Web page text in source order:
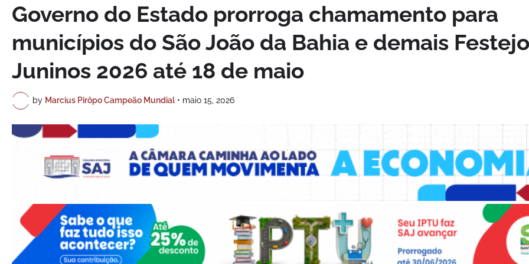
Governo do Estado prorroga chamamento para
municípios do São João da Bahia e demais
Juninos 2026 até 18 de maio
by Marcius Pirôpo Campeão Mundial • maio 15, 2026